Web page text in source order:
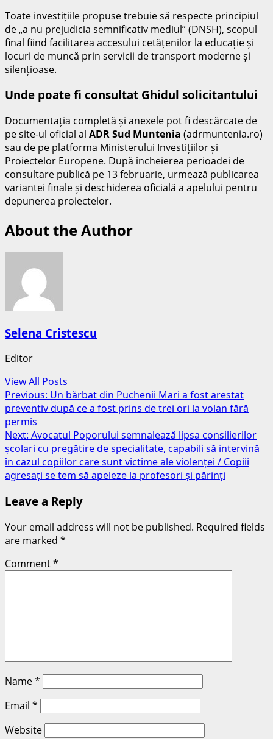
Toate investițiile propuse trebuie să respecte principiul
de „a nu prejudicia semnificativ mediul” (DNSH), scopul
final fiind facilitarea accesului cetățenilor la educație și
locuri de muncă prin servicii de transport moderne și
silențioase.
Unde poate fi consultat Ghidul solicitantului
Documentația completă și anexele pot fi descărcate de
pe site-ul oficial al ADR Sud Muntenia (adrmuntenia.ro)
sau de pe platforma Ministerului Investițiilor și
Proiectelor Europene. După încheierea perioadei de
consultare publică pe 13 februarie, urmează publicarea
variantei finale și deschiderea oficială a apelului pentru
depunerea proiectelor.
About the Author
Selena Cristescu
Editor
View All Posts
Post
navigation
Previous: Un bărbat din Puchenii Mari a fost arestat
preventiv după ce a fost prins de trei ori la volan fără
permis
Next: Avocatul Poporului semnalează lipsa consilierilor
școlari cu pregătire de specialitate, capabili să intervină
în cazul copiilor care sunt victime ale violenței / Copiii
agresați se tem să apeleze la profesori și părinți
Leave a Reply
Your email address will not be published. Required fields
are marked *
Comment*
Name*
Email *
Website